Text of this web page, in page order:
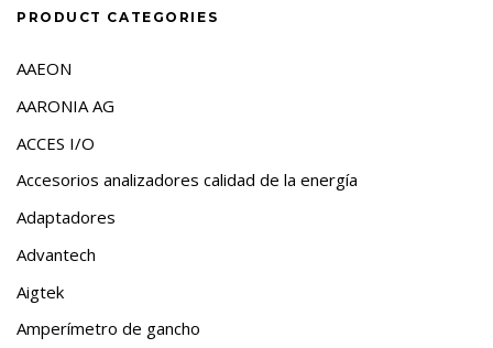
PRODUCT CATEGORIES
AAEON
AARONIA AG
ACCES I/O
Accesorios analizadores calidad de la energía
Adaptadores
Advantech
Aigtek
Amperímetro de gancho